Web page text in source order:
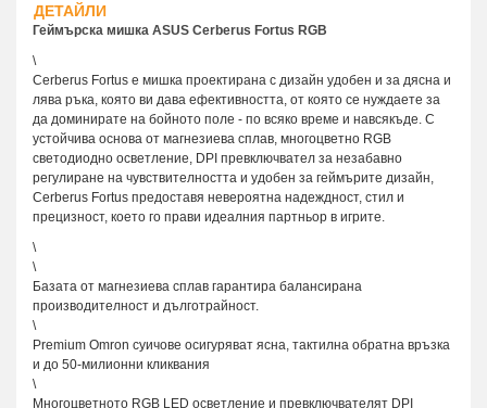
ДЕТАЙЛИ
Геймърска мишка ASUS Cerberus Fortus RGB
\
Cerberus Fortus е мишка проектирана с дизайн удобен и за дясна и
лява ръка, която ви дава ефективността, от която се нуждаете за
да доминирате на бойното поле - по всяко време и навсякъде. С
устойчива основа от магнезиева сплав, многоцветно RGB
светодиодно осветление, DPI превключвател за незабавно
регулиране на чувствителността и удобен за геймърите дизайн,
Cerberus Fortus предоставя невероятна надеждност, стил и
прецизност, което го прави идеалния партньор в игрите.
\
\
Базата от магнезиева сплав гарантира балансирана
производителност и дълготрайност.
\
Premium Omron суичове осигуряват ясна, тактилна обратна връзка
и до 50-милионни кликвания
\
Многоцветното RGB LED осветление и превключвателят DPI